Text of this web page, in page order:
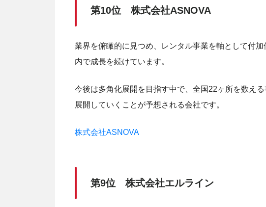
第10位 株式会社ASNOVA
業界を俯瞰的に見つめ、レンタル事業を軸として付
内で成長を続けています。
今後は多角化展開を目指す中で、全国22ヶ所を数え
展開していくことが予想される会社です。
株式会社ASNOVA
第9位 株式会社エルライン